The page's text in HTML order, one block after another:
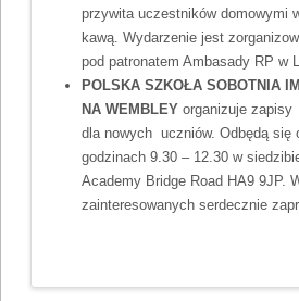
przywita uczestników domowymi
kawą. Wydarzenie jest
pod patronatem Ambasady RP w
POLSKA SZKOŁA SOBOTNIA
NA WEMBLEYorganizuje zapisy
dla nowych uczniów. Odbędą się
godzinach 9.30 – 12.30 w
Academy Bridge Road HA9 9JP.
zainteresowanych serdecznie